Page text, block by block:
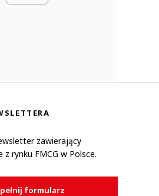
zawierający
rynku FMCG w Polsce.
formularz